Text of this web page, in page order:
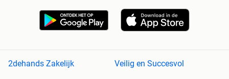
2dehands Zakelijk
Veilig en Succesvol